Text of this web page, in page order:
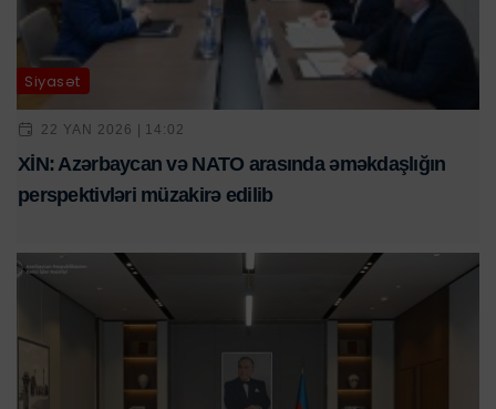
Siyasət
22 YAN 2026 | 14:02
XİN: Azərbaycan və NATO arasında əməkdaşlığın
perspektivləri müzakirə edilib